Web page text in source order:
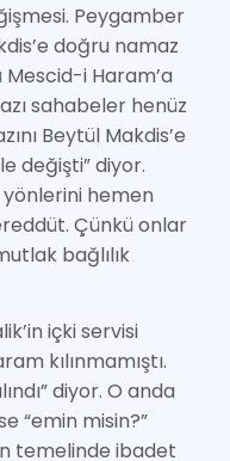
Peygamber
doğru namaz
Mescid-i Haram’a
sahabeler henüz
Beytül Makdis’e
değişti” diyor.
hemen
Çünkü onlar
bağlılık
içki servisi
kılınmamıştı.
diyor. O anda
“emin misin?”
temelinde ibadet